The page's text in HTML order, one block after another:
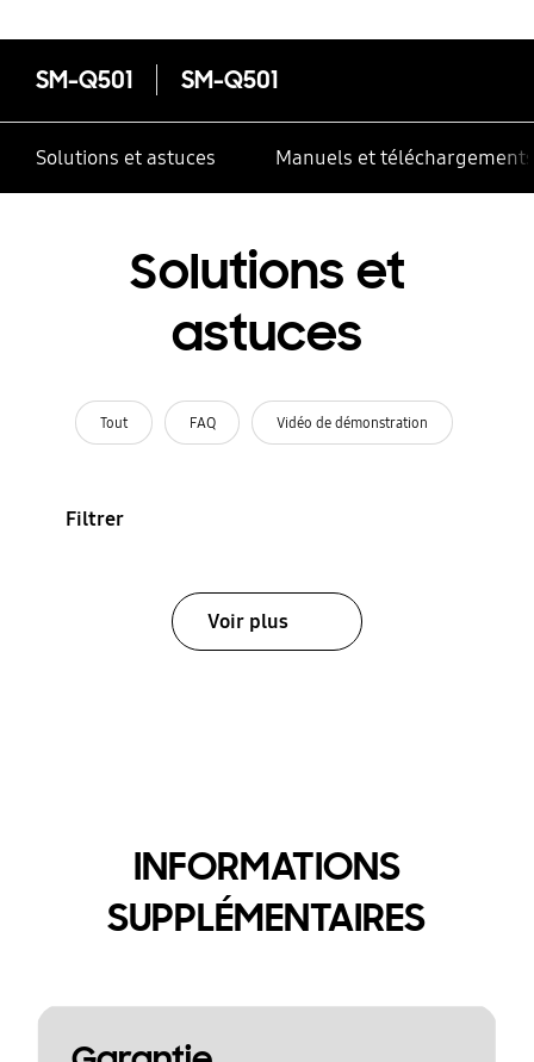
SM-Q501 SM-Q501
Solutions et astuces Manuels et téléchargements
Solutions et
astuces
Tout FAQ Vidéo de démonstration
Filtrer
Voir plus
INFORMATIONS
SUPPLÉMENTAIRES